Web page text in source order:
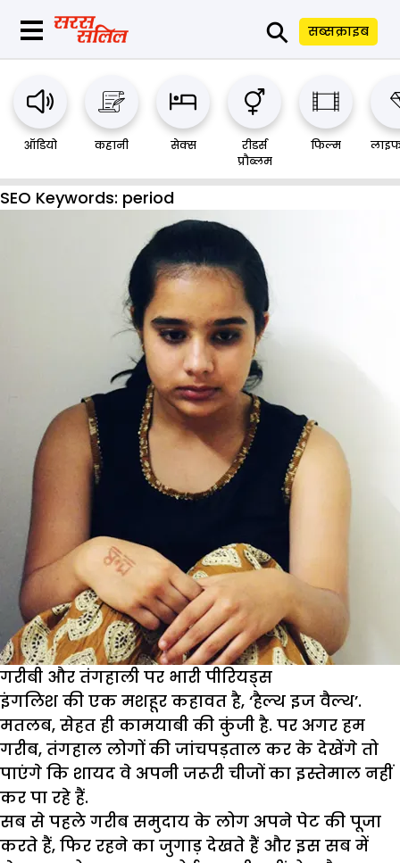
⚲ सब्सक्राइब
ऑडियो कहानी सेक्स
रीडर्स
प्रौब्लम
फिल्म
SEO Keywords: period
गरीबी और तंगहाली पर भारी पीरियड्स
इंगलिश की एक मशहूर कहावत है, ‘हैल्थ इज वैल्थ’.
मतलब, सेहत ही कामयाबी की कुंजी है. पर अगर हम
गरीब, तंगहाल लोगों की जांचपड़ताल कर के देखेंगे तो
पाएंगे कि शायद वे अपनी जरूरी चीजों का इस्तेमाल नहीं
कर पा रहे हैं.
सब से पहले गरीब समुदाय के लोग अपने पेट की पूजा
करते हैं, फिर रहने का जुगाड़ देखते हैं और इस सब में